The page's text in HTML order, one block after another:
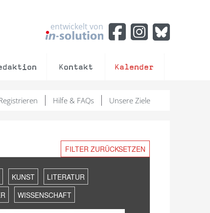
entwickelt von
Kontakt Kalender
Unsere Ziele
Hilfe & FAQs
FILTER ZURÜCKSETZEN
KUNST
LITERATUR
WISSENSCHAFT